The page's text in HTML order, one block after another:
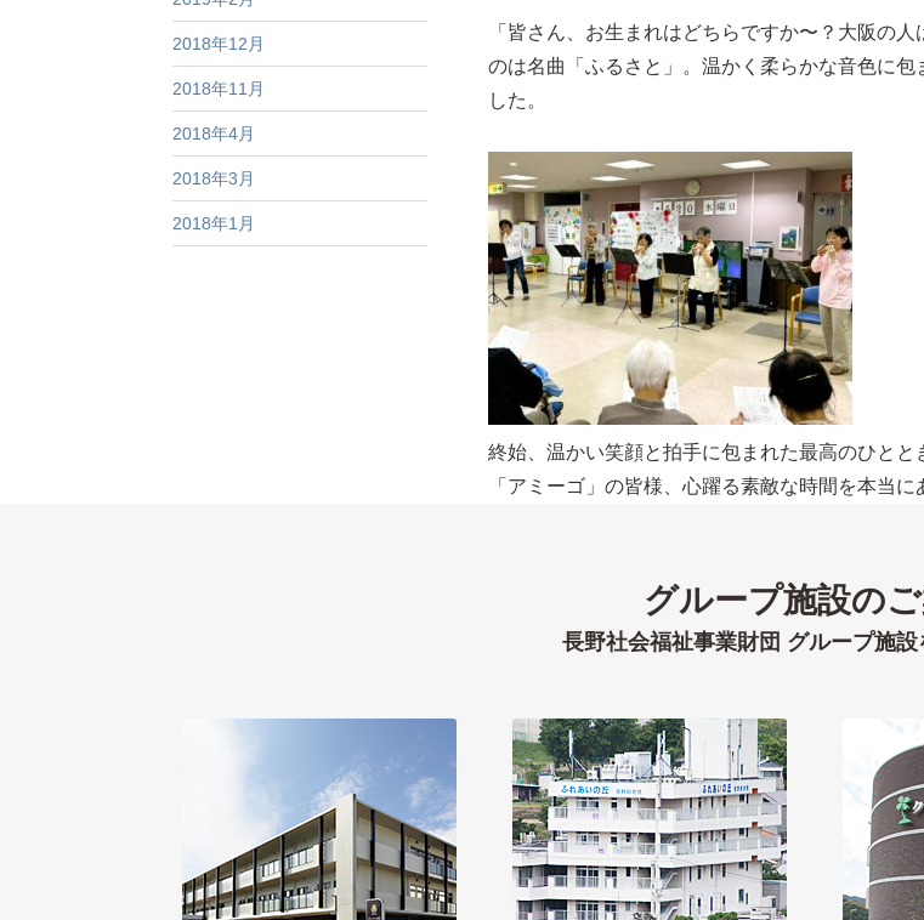
「皆さん、お生まれはどちらですか〜？大阪の
のは名曲「ふるさと」。温かく柔らかな音色に
した。
終始、温かい笑顔と拍手に包まれた最高のひとと
「アミーゴ」の皆様、心躍る素敵な時間を本当に
2018年12月
2018年11月
2018年4月
2018年3月
2018年1月
グループ施設の
長野社会福祉事業財団 グループ施